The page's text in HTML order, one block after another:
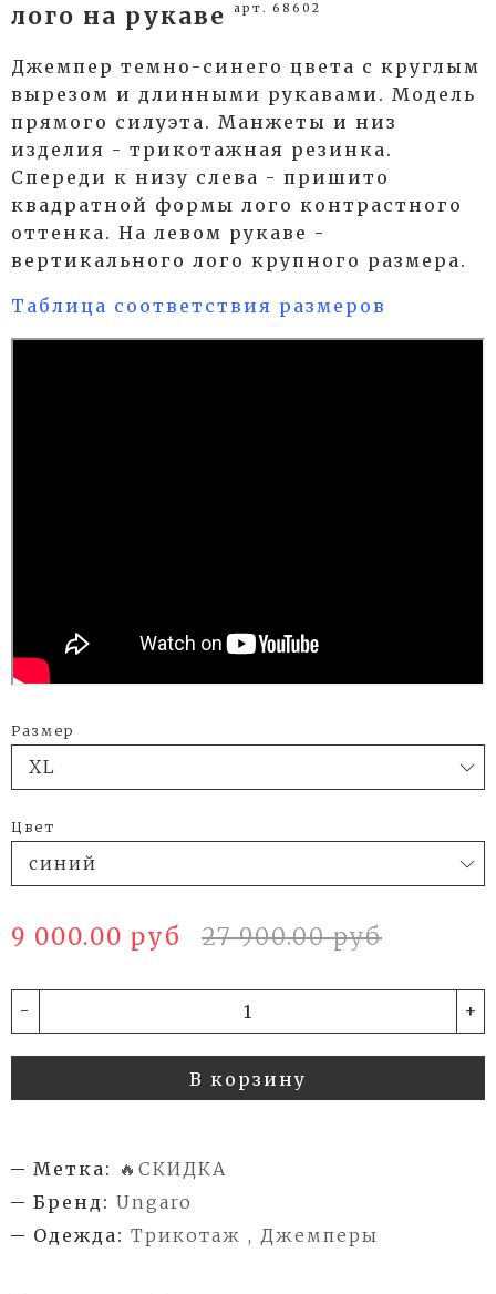
лого на рукаве
арт. 68602
Джемпер темно-синего цвета с круглым
вырезом и длинными рукавами. Модель
прямого силуэта. Манжеты и низ
изделия - трикотажная резинка.
Спереди к низу слева - пришито
квадратной формы лого контрастного
оттенка. На левом рукаве -
вертикального лого крупного размера.
Таблица соответствия размеров
Размер
Цвет
9 000.00 руб 27 900.00 руб
- +
В корзину
Метка: 🔥СКИДКА
Бренд: Ungaro
Одежда: Трикотаж , Джемперы